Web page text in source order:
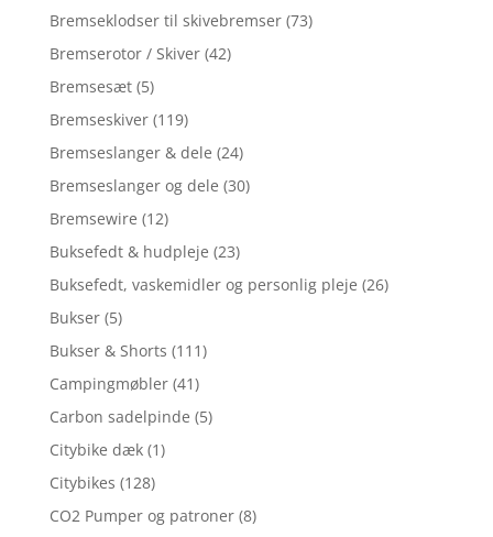
Bremseklodser til skivebremser (73)
Bremserotor / Skiver (42)
Bremsesæt (5)
Bremseskiver (119)
Bremseslanger & dele (24)
Bremseslanger og dele (30)
Bremsewire (12)
Buksefedt & hudpleje (23)
Buksefedt, vaskemidler og personlig pleje (26)
Bukser (5)
Bukser & Shorts (111)
Campingmøbler (41)
Carbon sadelpinde (5)
Citybike dæk (1)
Citybikes (128)
CO2 Pumper og patroner (8)